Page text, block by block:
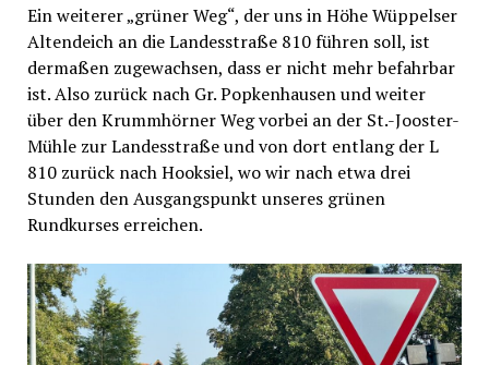
Ein weiterer „grüner Weg“, der uns in Höhe Wüppelser
Altendeich an die Landesstraße 810 führen soll, ist
dermaßen zugewachsen, dass er nicht mehr befahrbar
ist. Also zurück nach Gr. Popkenhausen und weiter
über den Krummhörner Weg vorbei an der St.-Jooster-
Mühle zur Landesstraße und von dort entlang der L
810 zurück nach Hooksiel, wo wir nach etwa drei
Stunden den Ausgangspunkt unseres grünen
Rundkurses erreichen.